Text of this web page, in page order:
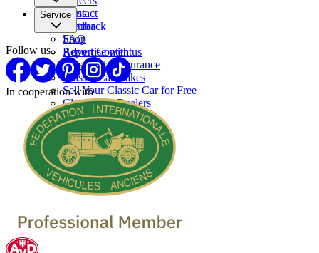
Press
Partner
Contact
Feedback
FAQ
Report Content
Service
Shop
Advertise with us
Classic Car Insurance
Classic Car makes
Sell Your Classic Car for Free
Classic Car Dealers
Follow us
In cooperation with